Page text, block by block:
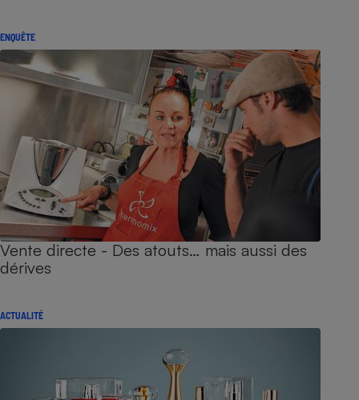
ENQUÊTE
Vente directe - Des atouts… mais aussi des
dérives
ACTUALITÉ